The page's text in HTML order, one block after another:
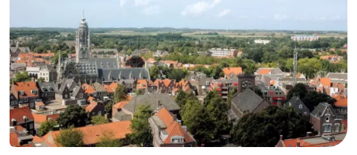
bos
Middelburg
Zeeuws-
Vlaanderen
-
Nieuwvliet
-
Sluis
-